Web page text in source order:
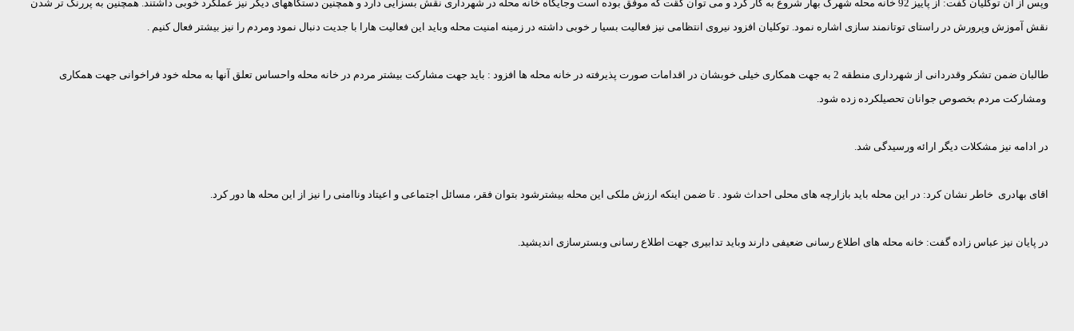
وپس از آن توکلیان گفت: از پاییز 92 خانه محله شهرک بهار شروع به کار کرد و می توان گقت که موفق بوده است وجایگاه خانه محله در شهرداری نقش بسزایی دارد و همچنین دستگاههای دیگر نیز عملکرد خوبی داشتند. همچنین به پررنگ تر شدن
نقش آموزش وپرورش در راستای توتانمند سازی اشاره نمود. توکلیان افزود نیروی انتظامی نیز فعالیت بسیا ر خوبی داشته در زمینه امنیت محله وباید این فعالیت هارا با جدیت دنبال نمود ومردم را نیز بیشتر فعال کنیم .
طالبان ضمن تشکر وقدردانی از شهرداری منطقه 2 به جهت همکاری خیلی خوبشان در اقدامات صورت پذیرفته در خانه محله ها افزود : باید جهت مشارکت بیشتر مردم در خانه محله واحساس تعلق آنها به محله خود فراخوانی جهت همکاری
ومشارکت مردم بخصوص جوانان تحصیلکرده زده شود.
در ادامه نیز مشکلات دیگر ارائه ورسیدگی شد.
اقای بهادری خاطر نشان کرد: در این محله باید بازارچه های محلی احداث شود . تا ضمن اینکه ارزش ملکی این محله بیشترشود بتوان فقر، مسائل اجتماعی و اعیتاد وناامنی را نیز از این محله ها دور کرد.
در پایان نیز عباس زاده گفت: خانه محله های اطلاع رسانی ضعیفی دارند وباید تدابیری جهت اطلاع رسانی وبسترسازی اندیشید.